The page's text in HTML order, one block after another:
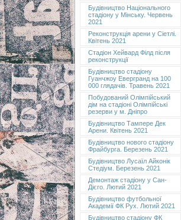
Будівництво Національного
стадіону у Мінську. Червень
2021
Реконструкція арени у Сіетлі.
Квітень 2021
Стадіон Хейвард Філд після
реконструкції
Будівництво стадіону
Гуанчжоу Евергранд на 100
000 глядачів. Травень 2021
Побудований Олімпійський
дім на стадіоні Олімпійські
резерви у м. Дніпро
Будівництво Тампере Дек
Арени. Квітень 2021
Будівництво нового стадіону
Фрайбурга. Березень 2021
Будівництво Лусаїл Айконік
Стедіум. Березень 2021
Демонтаж стадіону у Сан-
Дієго. Лютий 2021
Будівництво футбольної
Академії ФК Рух. Лютий 2021
Будівництво стадіону ФК